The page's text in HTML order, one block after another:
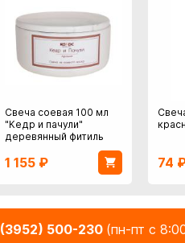
Свеча соевая 100 мл
"Кедр и пачули"
деревянный фитиль
1 155 ₽ 74
(3952) 500-230 (пн-пт с